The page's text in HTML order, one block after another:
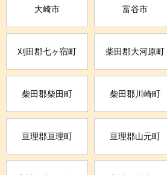
大崎市 富谷市
刈田郡七ヶ宿町 柴田郡大河原町
柴田郡柴田町 柴田郡川崎町
亘理郡亘理町 亘理郡山元町